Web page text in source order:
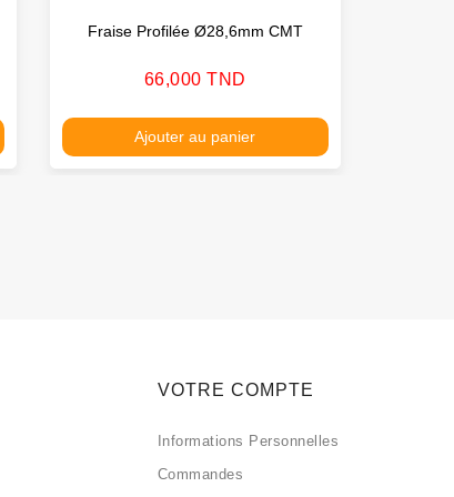
Fraise Profilée Ø28,6mm CMT
Prix
66,000 TND
Ajouter au panier
VOTRE COMPTE
Informations Personnelles
Commandes